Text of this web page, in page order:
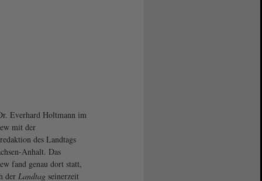
Everhard Holtmann im
mit der
des Landtags
Anhalt. Das
fand genau dort statt,
der Landtagseinerzeit